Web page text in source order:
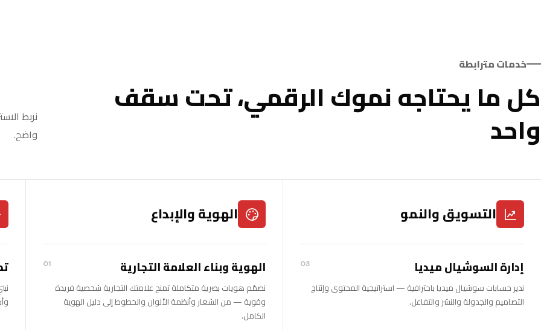
خدمات مترابطة
كل ما يحتاجه نموك الرقمي، تحت سقف
واحد
نربط
واضح.
التسويق والنمو
إدارة السوشيال ميديا 03
ندير حسابات سوشيال ميديا باحترافية — استراتيجية المحتوى وإنتاج
التصاميم والجدولة والنشر والتفاعل.
الهوية والإبداع
الهوية وبناء العلامة التجارية 01
نصمّم هويات بصرية متكاملة تمنح علامتك التجارية شخصية فريدة
وقوية — من الشعار وأنظمة الألوان والخطوط إلى دليل الهوية
الكامل.